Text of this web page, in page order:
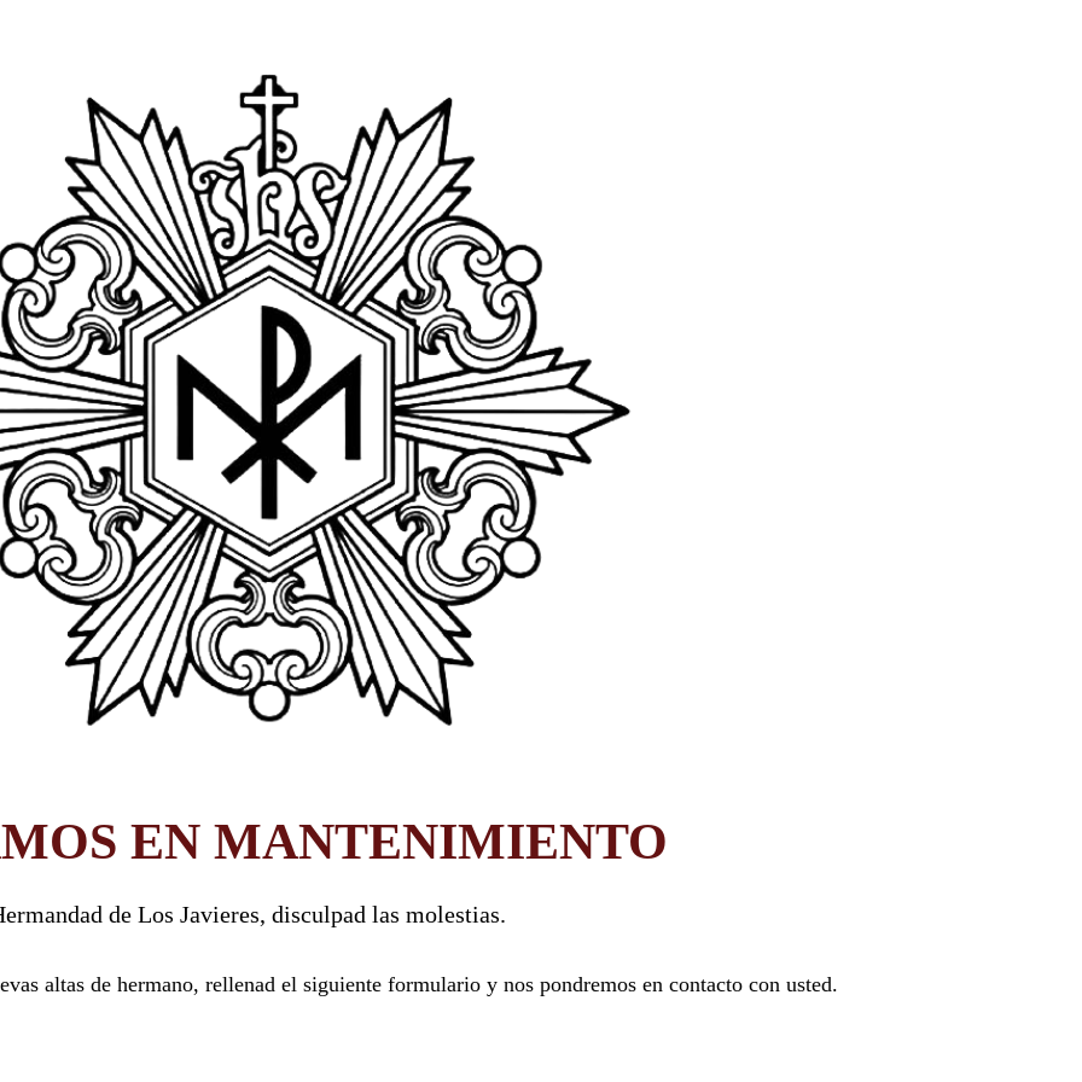
EN MANTENIMIENTO
de Los Javieres, disculpad las molestias.
altas de hermano, rellenad el siguiente formulario y nos pondremos en contacto con usted.